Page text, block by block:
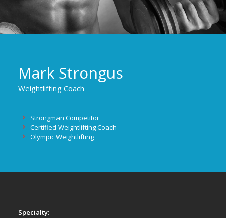
Mark Strongus
Weightlifting Coach
Strongman Competitor
Certified Weightlifting Coach
Olympic Weightlifting
Specialty: